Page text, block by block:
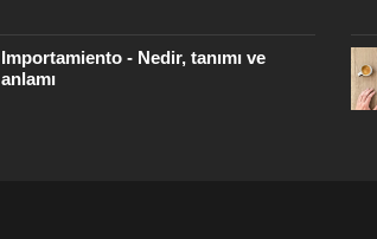
Importamiento - Nedir, tanımı ve
anlamı